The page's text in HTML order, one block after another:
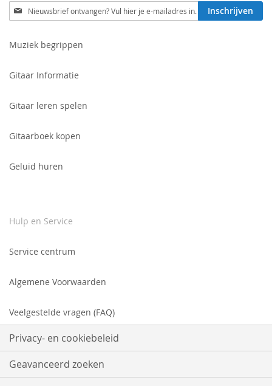
Schrijf
je
voor
Inschrijven
Muziek begrippen
Gitaar Informatie
Gitaar leren spelen
Gitaarboek kopen
Geluid huren
Hulp en Service
Service centrum
Algemene Voorwaarden
Veelgestelde vragen (FAQ)
Privacy- en cookiebeleid
Geavanceerd zoeken